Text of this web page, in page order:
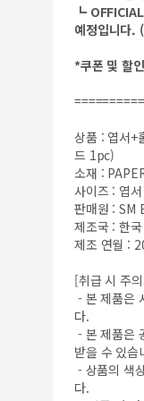
┗
예정입니다.
*쿠폰 및 할
상품 : 엽서+
드 1pc)
소재 :
사이즈 : 엽
판매원 : SM
제조국 : 한국
제조 연월 :
[취급 시 주
- 본 제품은
다.
- 본 제품은
받을 수 있습
- 상품의 색
다.